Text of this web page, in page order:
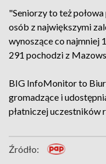
"Seniorzy to też
osób z największymi
wynoszące co najmniej
291 pochodzi z
BIG InfoMonitor to
gromadzące i
płatniczej uczestników
Źródło: